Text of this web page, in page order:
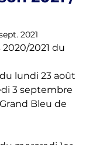
2021
2021 du
lundi 23 août
3 septembre
Bleu de